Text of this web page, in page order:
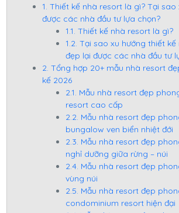
1. Thiết kế nhà resort là gì? Tại
được các nhà đầu tư lựa chọn?
1.1. Thiết kế nhà resort là gì?
1.2. Tại sao xu hướng thiết
đẹp lại được các nhà đầu tư
2. Tổng hợp 20+ mẫu nhà resort
kế 2026
2.1. Mẫu nhà resort đẹp
resort cao cấp
2.2. Mẫu nhà resort đẹp
bungalow ven biển nhiệt đới
2.3. Mẫu nhà resort đẹp
nghỉ dưỡng giữa rừng – núi
2.4. Mẫu nhà resort đẹp
vùng núi
2.5. Mẫu nhà resort đẹp
condominium resort hiện đại